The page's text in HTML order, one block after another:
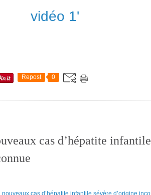
vidéo 1'
Repost 0
cas d’hépatite infantile